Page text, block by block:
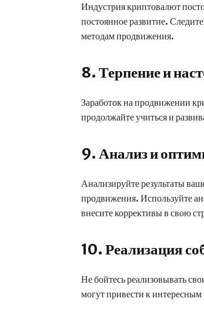
Индустрия криптовалют
постоянное развитие.
методам продвижения.
8. Терпение и
Заработок на продвижении
продолжайте учиться и
9. Анализ и
Анализируйте результаты
продвижения. Используйте
внесите коррективы в свою
10. Реализация
Не бойтесь реализовывать
могут привести к интересным